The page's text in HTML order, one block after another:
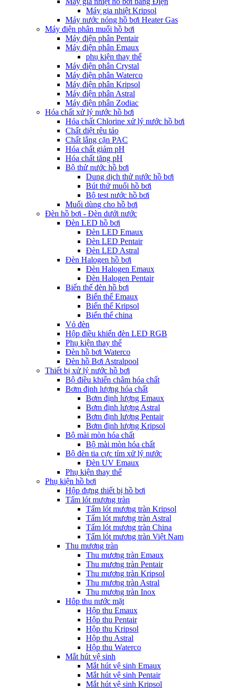
Máy gia nhiệt Kripsol
Máy nước nóng hồ bơi Heater Gas
Máy điện phân muối hồ bơi
Máy điện phân Pentair
Máy điện phân Emaux
phụ kiện thay thế
Máy điện phân Crystal
Máy điện phân Waterco
Máy điện phân Kripsol
Máy điện phân Astral
Máy điện phân Zodiac
Hóa chất xử lý nước hồ bơi
Hóa chất Chlorine xử lý nước hồ bơi
Chất diệt rêu tảo
Chất lắng cặn PAC
Hóa chất giảm pH
Hóa chất tăng pH
Bộ thử nước hồ bơi
Dung dịch thử nước hồ bơi
Bút thử muối hồ bơi
Bộ test nước hồ bơi
Muối dùng cho hồ bơi
Đèn hồ bơi - Đèn dưới nước
Đèn LED hồ bơi
Đèn LED Emaux
Đèn LED Pentair
Đèn LED Astral
Đèn Halogen hồ bơi
Đèn Halogen Emaux
Đèn Halogen Pentair
Biến thế đèn hồ bơi
Biến thế Emaux
Biến thế Kripsol
Biến thế china
Vỏ đèn
Hộp điều khiển đèn LED RGB
Phụ kiện thay thế
Đèn hồ bơi Waterco
Đèn hồ Bơi Astralpool
Thiết bị xử lý nước hồ bơi
Bộ điều khiển châm hóa chất
Bơm định lượng hóa chất
Bơm định lượng Emaux
Bơm định lượng Astral
Bơm định lượng Pentair
Bơm định lượng Kripsol
Bộ mài mòn hóa chất
Bộ mài mòn hóa chất
Bộ đèn tia cực tím xử lý nước
Đèn UV Emaux
Phụ kiện thay thế
Phụ kiện hồ bơi
Hộp đựng thiết bị hồ bơi
Tấm lót mương tràn
Tấm lót mương tràn Kripsol
Tấm lót mương tràn Astral
Tấm lót mương tràn China
Tấm lót mương tràn Việt Nam
Thu mương tràn
Thu mương tràn Emaux
Thu mương tràn Pentair
Thu mương tràn Kripsol
Thu mương tràn Astral
Thu mương tràn Inox
Hôp thu nước mặt
Hộp thu Emaux
Hộp thu Pentair
Hộp thu Kripsol
Hộp thu Astral
Hộp thu Waterco
Mắt hút vệ sinh
Mắt hút vệ sinh Emaux
Mắt hút vệ sinh Pentair
Mắt hút vệ sinh Kripsol